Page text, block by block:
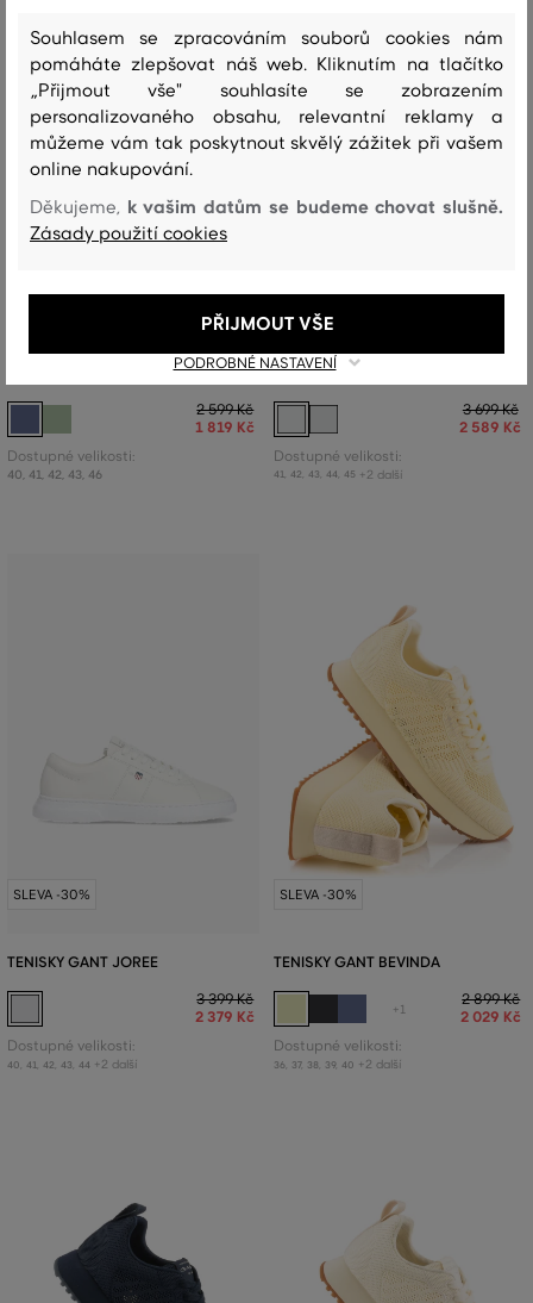
2 599 Kč
1 819 Kč
Dostupné velikosti:
40, 41, 42, 43, 46
TENISKY GANT MC JULIEN
3 699 Kč
2 589 Kč
Dostupné velikosti:
41, 42 43 44 45 +2 další
SLEVA -30%
TENISKY GANT JOREE
3 399 Kč
2 379 Kč
Dostupné velikosti:
40 41 42 43 44 +2 další
SLEVA -30%
TENISKY GANT BEVINDA
+1
2 899 Kč
2 029 Kč
Dostupné velikosti:
36 37, 38 39, 40 +2 další
Souhlasem se zpracováním souborů cookies nám
pomáháte zlepšovat náš web. Kliknutím na tlačítko
„Přijmout vše" souhlasíte se zobrazením
personalizovaného obsahu, relevantní reklamy a
můžeme vám tak poskytnout skvělý zážitek při vašem
online nakupování.
Děkujeme, k vašim datům se budeme chovat slušně.
Zásady použití cookies
PODROBNÉ NASTAVENÍ
PŘIJMOUT VŠE